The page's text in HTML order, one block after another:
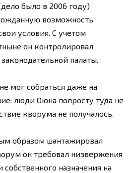
было в 2006 году)
возможность
условия. С учетом
он контролировал
палаты.
мог собраться даже на
люди Оюна попросту туда не
кворума не получалось.
образом шантажировал
он требовал низвержения
назначения на